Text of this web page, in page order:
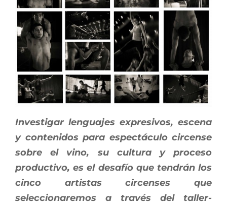
Investigar lenguajes expresivos, escena
y contenidos para espectáculo circense
sobre el vino, su cultura y proceso
productivo, es el desafío que tendrán los
cinco artistas circenses que
seleccionaremos a través del taller-